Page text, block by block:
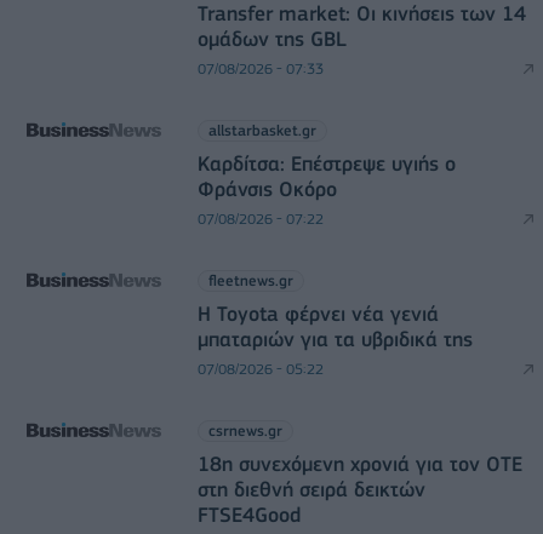
Transfer market: Οι κινήσεις των 14
ομάδων της GBL
07/08/2026 - 07:33
allstarbasket.gr
Καρδίτσα: Επέστρεψε υγιής ο
Φράνσις Οκόρο
07/08/2026 - 07:22
fleetnews.gr
Η Toyota φέρνει νέα γενιά
μπαταριών για τα υβριδικά της
07/08/2026 - 05:22
csrnews.gr
18η συνεχόμενη χρονιά για τον ΟΤΕ
στη διεθνή σειρά δεικτών
FTSE4Good